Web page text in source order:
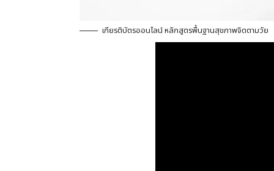
เกียรติบัตรออนไลน์ หลักสูตรพื้นฐานสุขภาพจิตตามวัย